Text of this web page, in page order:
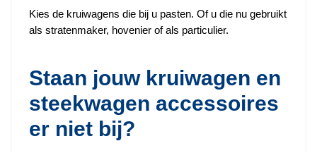
Kies de kruiwagens die bij u pasten. Of u die nu gebruikt
als stratenmaker, hovenier of als particulier.
Staan jouw kruiwagen en
steekwagen accessoires
er niet bij?